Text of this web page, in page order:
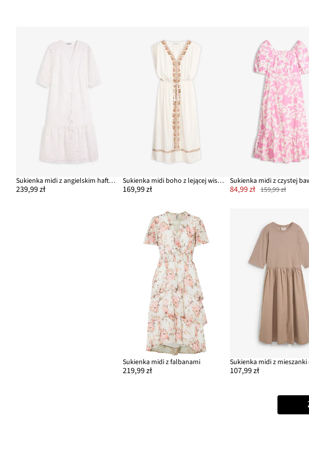
Sukienka midi z angielskim haftem, uszyta z czystej bawełny
239,99 zł
Sukienka midi boho z lejącej wiskozy
169,99 zł 84,99 zł 159,99 zł
Sukienka midi z falbanami
219,99 zł 107,99 zł